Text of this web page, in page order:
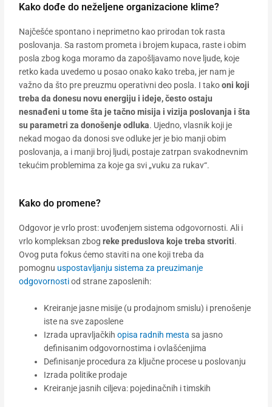
Kako dođe do neželjene organizacione klime?
Najčešće spontano i neprimetno kao prirodan tok rasta
poslovanja. Sa rastom prometa i brojem kupaca, raste i obim
posla zbog koga moramo da zapošljavamo nove ljude, koje
retko kada uvedemo u posao onako kako treba, jer nam je
važno da što pre preuzmu operativni deo posla. I takooni koji
treba da donesu novu energiju i ideje, često ostaju
nesnađeni u tome šta je tačno misija i vizija poslovanja i šta
su parametri za donošenje odluka. Ujedno, vlasnik koji je
nekad mogao da donosi sve odluke jer je bio manji obim
poslovanja, a i manji broj ljudi, postaje zatrpan svakodnevnim
tekućim problemima za koje ga svi „vuku za rukav“.
Kako do promene?
Odgovor je vrlo prost: uvođenjem sistema odgovornosti. Ali i
vrlo kompleksan zbogreke preduslova koje treba stvoriti.
Ovog puta fokus ćemo staviti na one koji treba da
pomognu uspostavljanju sistema za preuzimanje
odgovornostiod strane zaposlenih:
Kreiranje jasne misije (u prodajnom smislu) i prenošenje
iste na sve zaposlene
Izrada upravljačkihopisa radnih mesta sa jasno
definisanim odgovornostima i ovlašćenjima
Definisanje procedura za ključne procese u poslovanju
Izrada politike prodaje
Kreiranje jasnih ciljeva: pojedinačnih i timskih